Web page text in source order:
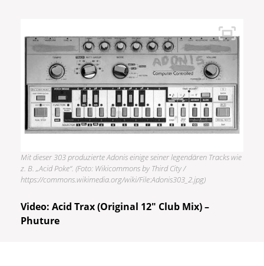
Mit dieser 303 produzierte Adonis einige seiner legendären Tracks wie
z. B. „Acid Poke“. (Foto: Wikicommons by Third City /
https://commons.wikimedia.org/wiki/File:Adonis303_2.jpg)
Video: Acid Trax (Original 12″ Club Mix) –
Phuture